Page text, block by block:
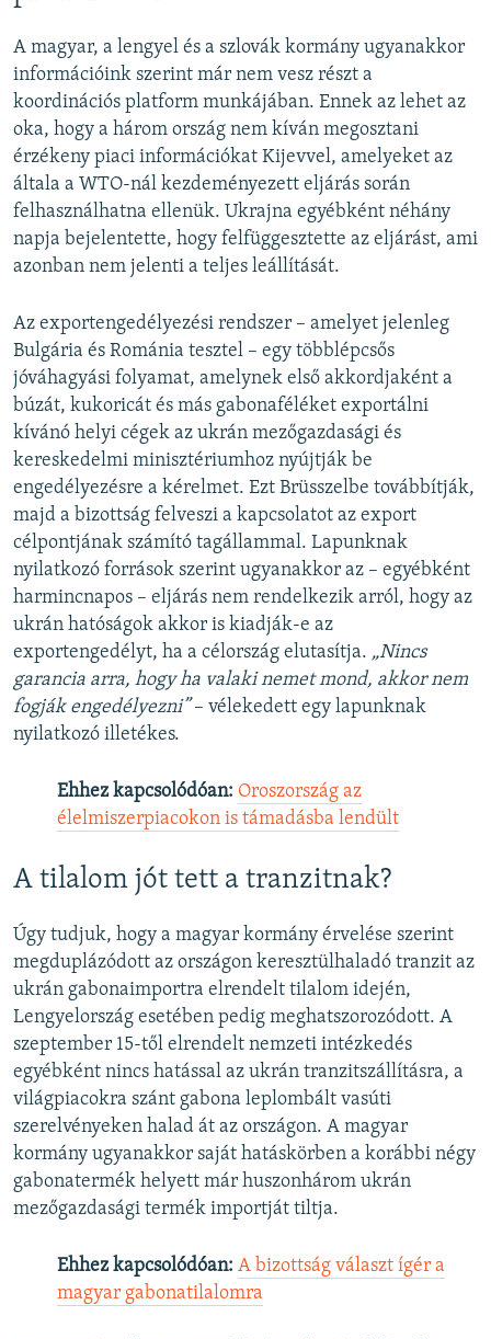
A magyar, a lengyel és a szlovák kormány ugyanakkor
információink szerint már nem vesz részt a
koordinációs platform munkájában. Ennek az lehet az
oka, hogy a három ország nem kíván megosztani
érzékeny piaci információkat Kijevvel, amelyeket az
általa a WTO-nál kezdeményezett eljárás során
felhasználhatna ellenük. Ukrajna egyébként néhány
napja bejelentette, hogy felfüggesztette az eljárást, ami
azonban nem jelenti a teljes leállítását.
Az exportengedélyezési rendszer – amelyet jelenleg
Bulgária és Románia tesztel – egy többlépcsős
jóváhagyási folyamat, amelynek első akkordjaként a
búzát, kukoricát és más gabonaféléket exportálni
kívánó helyi cégek az ukrán mezőgazdasági és
kereskedelmi minisztériumhoz nyújtják be
engedélyezésre a kérelmet. Ezt Brüsszelbe továbbítják,
majd a bizottság felveszi a kapcsolatot az export
célpontjának számító tagállammal. Lapunknak
nyilatkozó források szerint ugyanakkor az – egyébként
harmincnapos – eljárás nem rendelkezik arról, hogy az
ukrán hatóságok akkor is kiadják-e az
exportengedélyt, ha a célország elutasítja. „Nincs
garancia arra, hogy ha valaki nemet mond, akkor nem
fogják engedélyezni”– vélekedett egy lapunknak
nyilatkozó illetékes.
Ehhez kapcsolódóan: Oroszország az
élelmiszerpiacokon is támadásba lendült
A tilalom jót tett a tranzitnak?
Úgy tudjuk, hogy a magyar kormány érvelése szerint
megduplázódott az országon keresztülhaladó tranzit az
ukrán gabonaimportra elrendelt tilalom idején,
Lengyelország esetében pedig meghatszorozódott. A
szeptember 15-től elrendelt nemzeti intézkedés
egyébként nincs hatással az ukrán tranzitszállításra, a
világpiacokra szánt gabona leplombált vasúti
szerelvényeken halad át az országon. A magyar
kormány ugyanakkor saját hatáskörben a korábbi négy
gabonatermék helyett már huszonhárom ukrán
mezőgazdasági termék importját tiltja.
Ehhez kapcsolódóan: A bizottság választ ígér a
magyar gabonatilalomra